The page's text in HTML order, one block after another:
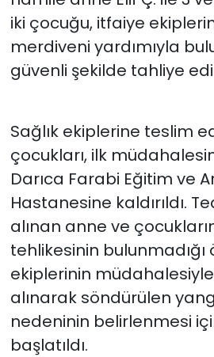
iki çocuğu, itfaiye
merdiveni yardımıyla
güvenli şekilde tahliye
Sağlık ekiplerine teslim
çocukları, ilk
Darıca Farabi Eğitim ve
Hastanesine kaldırıldı.
alınan anne ve
tehlikesinin
ekiplerinin
alınarak söndürülen
nedeninin belirlenmesi
başlatıldı.